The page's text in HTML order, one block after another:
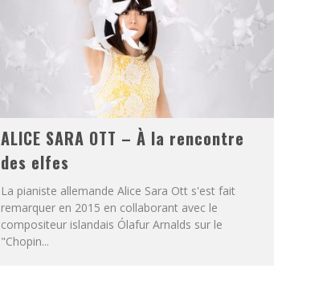
ALICE SARA OTT – À la rencontre
des elfes
La pianiste allemande Alice Sara Ott s'est fait
remarquer en 2015 en collaborant avec le
compositeur islandais Ólafur Arnalds sur le
"Chopin...